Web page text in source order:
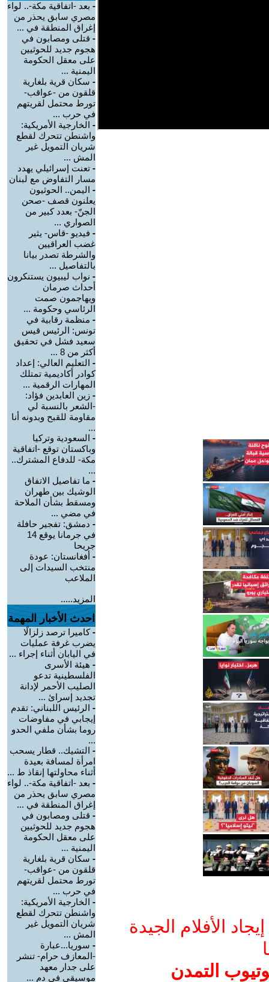
الأفلام الجيدة
التمدن
- بعد -اتفاقية مكة-.. لواء
مصري سابق يحذر من
إغراق المنطقة في ...
- قتلى ومصابون في
هجوم جديد للحوثيين
على معقل الحكومة
اليمنية ...
- سكان قرية بلغارية
قلقون من -عواقب-
تورط محتمل لقريتهم
في حرب ...
- الخارجية الأمريكية:
واشنطن تتحرك لقطع
شريان التمويل غير
المش ...
- تعنت إسرائيلي يهدد
مسار التفاوض مع لبنان
- اليمن.. الحوثيون
يعلنون قصف -صحن
الجنّ- بعدد كبير من
الصواري ...
- فيديو -قاس- يثير
غضب العراقيين
والشرطة تصدر بيانا
بالتفاصيل ...
- نواب ليبيون يستنكرون
أحداث صرمان
ويهاجمون صمت
الرئاسي وحكومة ...
- منظمة رقابية في
تونس: الرئيس قيس
سعيد فشل في تحقيق
أكثر من 8 ...
- التعليم العالي: إعداد
كوادر أكاديمية تمتلك
المهارات الرقمية ...
- زين العابدين فؤاد:
-الشعر بالنسبة لي
مقاومة للقبح وبدونه أنا
...
- السعودية وتركيا
وباكستان توقع -اتفاقية
مكة- للدفاع المشترك..
...
- ما تفاصيل الاتفاق
الوشيك بين طهران
ومسقط بشأن الملاحة
في مضي ...
- دمشق: تفجير حافلة
في جرمانا يوقع 14
جريحا
- أفغانستان: عودة
منتخب السيدات إلى
الملاعب
المزيد.....
احدث الأخبار المهمة
-كاميرا ترصد زلزالًا
يضرب غرفة عمليات
في اليابان أثناء إجراء ...
- هيئة الأسرى
الفلسطينية تدعو
الصليب الأحمر لإدانة
تجديد إسرائ ...
- الرئيس اللبناني: تقدم
إيجابي في مفاوضات
روما بشأن ملفي الحدو
...
- التشيك.. قطار يسحب
امرأة لمسافة بعيدة
أثناء محاولتها إنقاذ ط ...
- بعد -اتفاقية مكة-.. لواء
مصري سابق يحذر من
إغراق المنطقة في ...
- قتلى ومصابون في
هجوم جديد للحوثيين
على معقل الحكومة
اليمنية ...
- سكان قرية بلغارية
قلقون من -عواقب-
تورط محتمل لقريتهم
في حرب ...
- الخارجية الأمريكية:
واشنطن تتحرك لقطع
شريان التمويل غير
المش ...
- سوريا...عبارة
-المعازف حرام- تنشر
على جدار معهد
موسيقي في دم ...